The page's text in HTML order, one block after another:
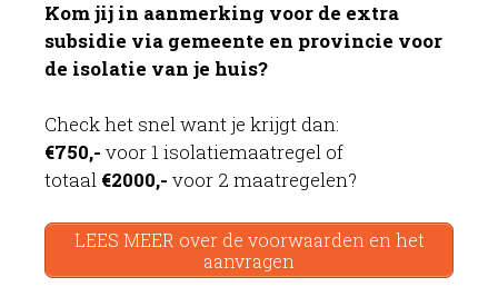
Kom jij in aanmerking voor de extra
subsidie via gemeente en provincie voor
de isolatie van je huis?
Check het snel want je krijgt dan:
€750,- voor 1 isolatiemaatregel of
totaal €2000,- voor 2 maatregelen?
LEES MEER over de voorwaarden en het
aanvragen